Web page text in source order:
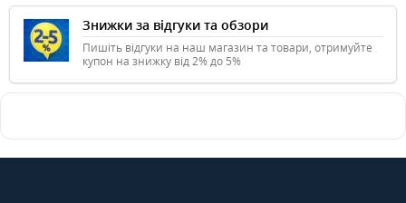
Знижки за відгуки та обзори
Пишіть відгуки на наш магазин та товари, отримуйте
купон на знижку від 2% до 5%